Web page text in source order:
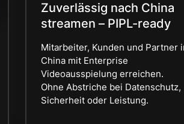
Zuverlässig nach China
streamen – PIPL-ready
Mitarbeiter, Kunden und Partner
China mit Enterprise
Videoausspielung erreichen.
Ohne Abstriche bei Datenschutz,
Sicherheit oder Leistung.